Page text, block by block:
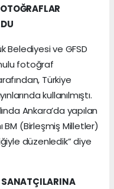
Belediyesi ve GFSD
fotoğraf
Türkiye
kullanılmıştı.
Ankara’da yapılan
BM (Birleşmiş Milletler)
düzenledik” diye
SANATÇILARINA